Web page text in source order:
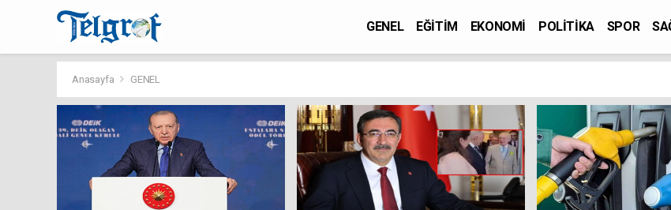
GENEL EĞİTİM EKONOMİ POLİTİKA SPOR
Anasayfa GENEL